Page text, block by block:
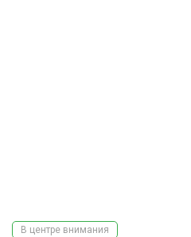
В центре внимания